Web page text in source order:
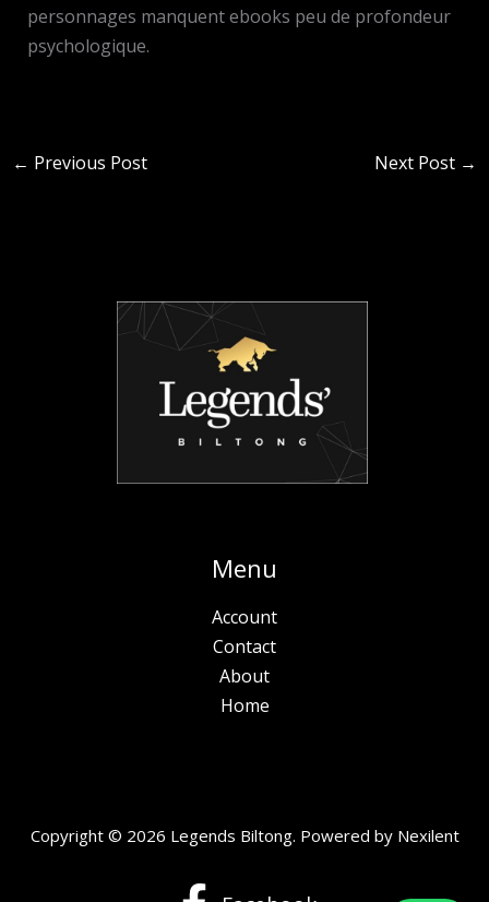
personnages manquent ebooks peu de profondeur
psychologique.
← Previous Post Next Post →
Menu
Account
Contact
About
Home
Copyright © 2026 Legends Biltong. Powered by Nexilent